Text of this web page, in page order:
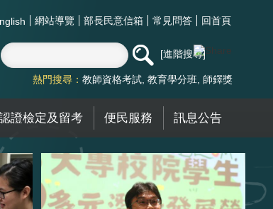
網站導覽 部長民意信箱 常見問答 回首頁
進階搜尋
熱門搜尋： 教師資格考試 教育學分班 師鐸獎
證檢定及留考 便民服務 訊息公告